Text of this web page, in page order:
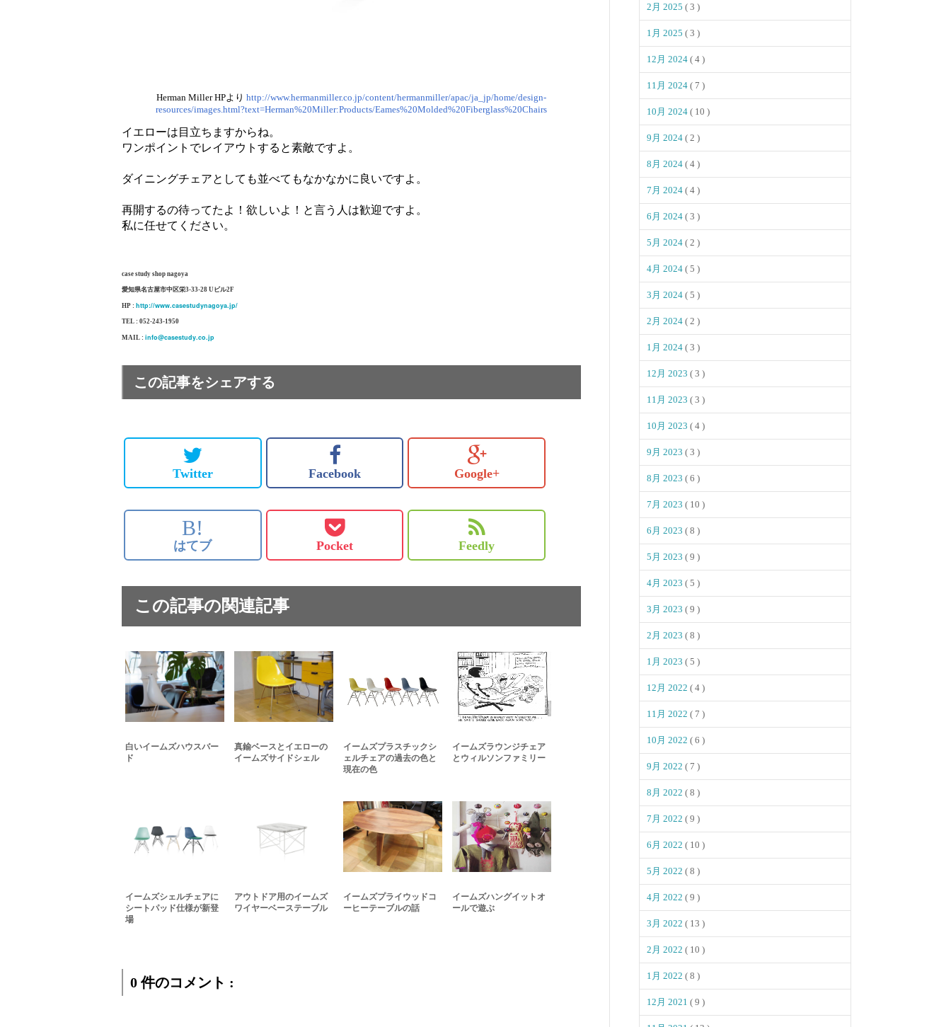
Herman Miller HPより http://www.hermanmiller.co.jp/content/hermanmiller/apac/ja_jp/home/design-
resources/images.html?text=Herman%20Miller:Products/Eames%20Molded%20Fiberglass%20Chairs
イエローは目立ちますからね。
ワンポイントでレイアウトすると素敵ですよ。
ダイニングチェアとしても並べてもなかなかに良いですよ。
再開するの待ってたよ！欲しいよ！と言う人は歓迎ですよ。
私に任せてください。
case study shop nagoya
愛知県名古屋市中区栄3-33-28 Uビル2F
HP : http://www.casestudynagoya.jp/
TEL : 052-243-1950
MAIL : info@casestudy.co.jp
この記事をシェアする
Twitter Facebook Google+
B!
はてブ Pocket Feedly
この記事の関連記事
白いイームズハウスバー
ド
真鍮ベースとイエローの
イームズサイドシェル
イームズプラスチックシ
ェルチェアの過去の色と
現在の色
イームズラウンジチェア
とウィルソンファミリー
イームズシェルチェアに
シートパッド仕様が新登
場
アウトドア用のイームズ
ワイヤーベーステーブル
イームズプライウッドコ
ーヒーテーブルの話
イームズハングイットオ
ールで遊ぶ
0 件のコメント :
2月 2025 ( 3 )
1月 2025 ( 3 )
12月 2024 ( 4 )
11月 2024 ( 7 )
10月 2024 ( 10 )
9月 2024 ( 2 )
8月 2024 ( 4 )
7月 2024 ( 4 )
6月 2024 ( 3 )
5月 2024 ( 2 )
4月 2024 ( 5 )
3月 2024 ( 5 )
2月 2024 ( 2 )
1月 2024 ( 3 )
12月 2023 ( 3 )
11月 2023 ( 3 )
10月 2023 ( 4 )
9月 2023 ( 3 )
8月 2023 ( 6 )
7月 2023 ( 10 )
6月 2023 ( 8 )
5月 2023 ( 9 )
4月 2023 ( 5 )
3月 2023 ( 9 )
2月 2023 ( 8 )
1月 2023 ( 5 )
12月 2022 ( 4 )
11月 2022 ( 7 )
10月 2022 ( 6 )
9月 2022 ( 7 )
8月 2022 ( 8 )
7月 2022 ( 9 )
6月 2022 ( 10 )
5月 2022 ( 8 )
4月 2022 ( 9 )
3月 2022 ( 13 )
2月 2022 ( 10 )
1月 2022 ( 8 )
12月 2021 ( 9 )